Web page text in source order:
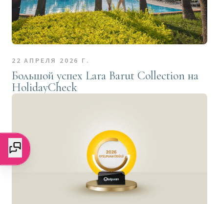
22 АПРЕЛЯ 2026 Г.
Большой успех Lara Barut Collection на
HolidayCheck